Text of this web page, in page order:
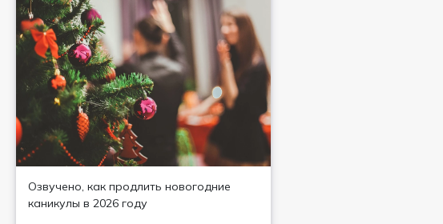
Озвучено, как продлить новогодние
каникулы в 2026 году